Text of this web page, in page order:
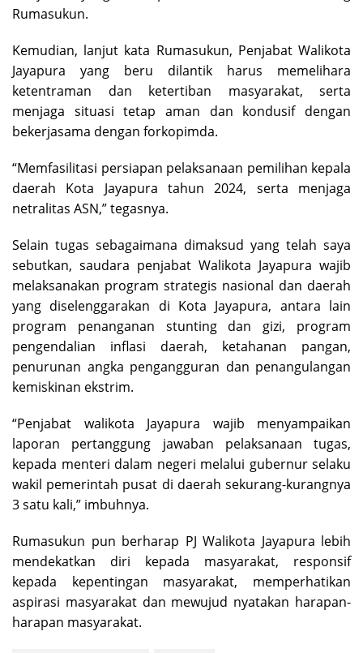
Rumasukun.
Kemudian, lanjut kata Rumasukun, Penjabat Walikota
Jayapura yang beru dilantik harus memelihara
ketentraman dan ketertiban masyarakat, serta
menjaga situasi tetap aman dan kondusif dengan
bekerjasama dengan forkopimda.
“Memfasilitasi persiapan pelaksanaan pemilihan kepala
daerah Kota Jayapura tahun 2024, serta menjaga
netralitas ASN,” tegasnya.
Selain tugas sebagaimana dimaksud yang telah saya
sebutkan, saudara penjabat Walikota Jayapura wajib
melaksanakan program strategis nasional dan daerah
yang diselenggarakan di Kota Jayapura, antara lain
program penanganan stunting dan gizi, program
pengendalian inflasi daerah, ketahanan pangan,
penurunan angka pengangguran dan penangulangan
kemiskinan ekstrim.
“Penjabat walikota Jayapura wajib menyampaikan
laporan pertanggung jawaban pelaksanaan tugas,
kepada menteri dalam negeri melalui gubernur selaku
wakil pemerintah pusat di daerah sekurang-kurangnya
3 satu kali,” imbuhnya.
Rumasukun pun berharap PJ Walikota Jayapura lebih
mendekatkan diri kepada masyarakat, responsif
kepada kepentingan masyarakat, memperhatikan
aspirasi masyarakat dan mewujud nyatakan harapan-
harapan masyarakat.